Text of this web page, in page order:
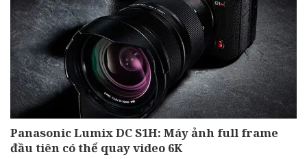
Panasonic Lumix DC S1H: Máy ảnh full frame
đầu tiên có thể quay video 6K